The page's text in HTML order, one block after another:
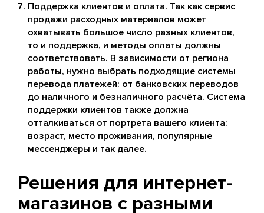
Поддержка клиентов и оплата. Так как сервис
продажи расходных материалов может
охватывать большое число разных клиентов,
то и поддержка, и методы оплаты должны
соответствовать. В зависимости от региона
работы, нужно выбрать подходящие системы
перевода платежей: от банковских переводов
до наличного и безналичного расчёта. Система
поддержки клиентов также должна
отталкиваться от портрета вашего клиента:
возраст, место проживания, популярные
мессенджеры и так далее.
Решения для интернет-
магазинов с разными